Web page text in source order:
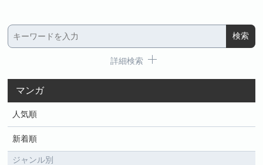
詳細検索
マンガ
人気順
新着順
ジャンル別